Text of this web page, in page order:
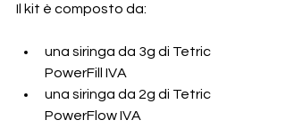
Il kit è composto da:
una siringa da 3g di Tetric
PowerFill IVA
una siringa da 2g di Tetric
PowerFlow IVA